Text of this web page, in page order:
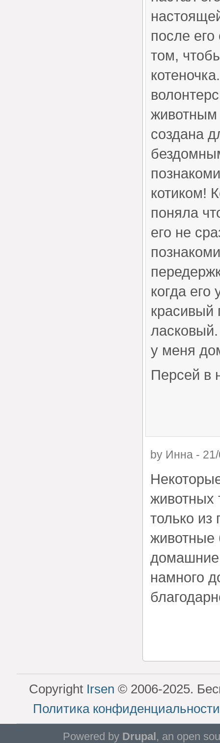
после
том,
животным
создана
котиком!
поняла
его не
когда
красивый
у меня
Персей в
by Инна -
животных
только из
животные
домашние
намного
Copyright Irsen © 2006-2025.
Политика
Powered by Drupal, an open